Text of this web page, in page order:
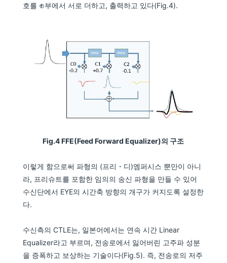
호를 ⊕부에서 서로 더하고, 출력하고 있다(Fig.4).
Fig.4 FFE(Feed Forward Equalizer)의 구조
이렇게 함으로써 파형의 (프리・디)엠퍼시스 뿐만이 아니
라, 프리슈트를 포함한 임의의 송신 파형을 만들 수 있어
수신단에서 EYE의 시간축 방향의 개구가 커지도록 설정한
다.
수신측의 CTLE는, 일본어에서는 연속 시간 Linear
Equalizer라고 부르며, 전송로에서 잃어버린 고주파 성분
을 증폭하고 보상하는 기술이다(Fig.5). 즉, 전송로의 저주